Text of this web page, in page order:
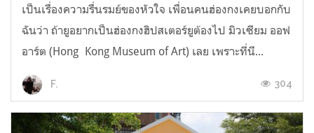
เป็นเรื่องความรื่นรมย์ของหัวใจ เพื่อนคนฮ่องกงเคยบอกกับ
ฉันว่า ถ้ายูอยากเป็นฮ่องกงฮิปสเตอร์ยูต้องไป มิวเซียม ออฟ
อาร์ต (Hong Kong Museum of Art) เลย เพราะที่นี...
F. 304